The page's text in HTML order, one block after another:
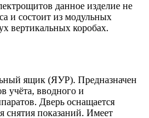
данное изделие не
и состоит из модульных
вертикальных коробах.
ящик (ЯУР). Предназначен
учёта, вводного и
Дверь оснащается
снятия показаний. Имеет